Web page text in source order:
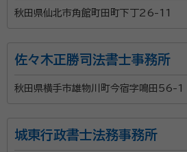
秋田県仙北市角館町田町下丁26-11
佐々木正勝司法書士事務所
秋田県横手市雄物川町今宿字鳴田56-1
城東行政書士法務事務所